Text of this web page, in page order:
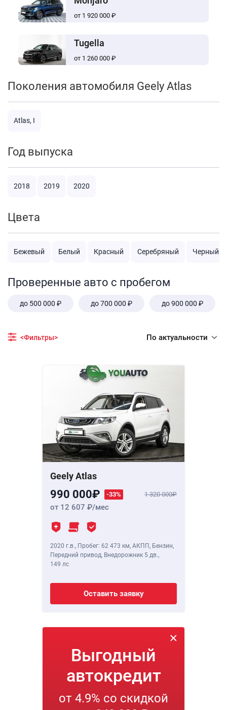
от 1 920 000 ₽
Tugella
от 1 260 000 ₽
Поколения автомобиля Geely Atlas
Atlas, I
Год выпуска
2018 2019 2020
Цвета
Бежевый Белый Красный Серебряный Черный
Проверенные авто с пробегом
до 500 000 ₽ до 700 000 ₽ до 900 000 ₽
<Фильтры> По актуальности
Geely Atlas
990 000 -33% 1 320 000
от 12 607 /мес
2020 г.в., Пробег: 62 473 км, АКПП, Бензин,
Передний привод, Внедорожник 5 дв.,
149 лс
Оставить заявку
Выгодный
автокредит
от 4.9% со скидкой